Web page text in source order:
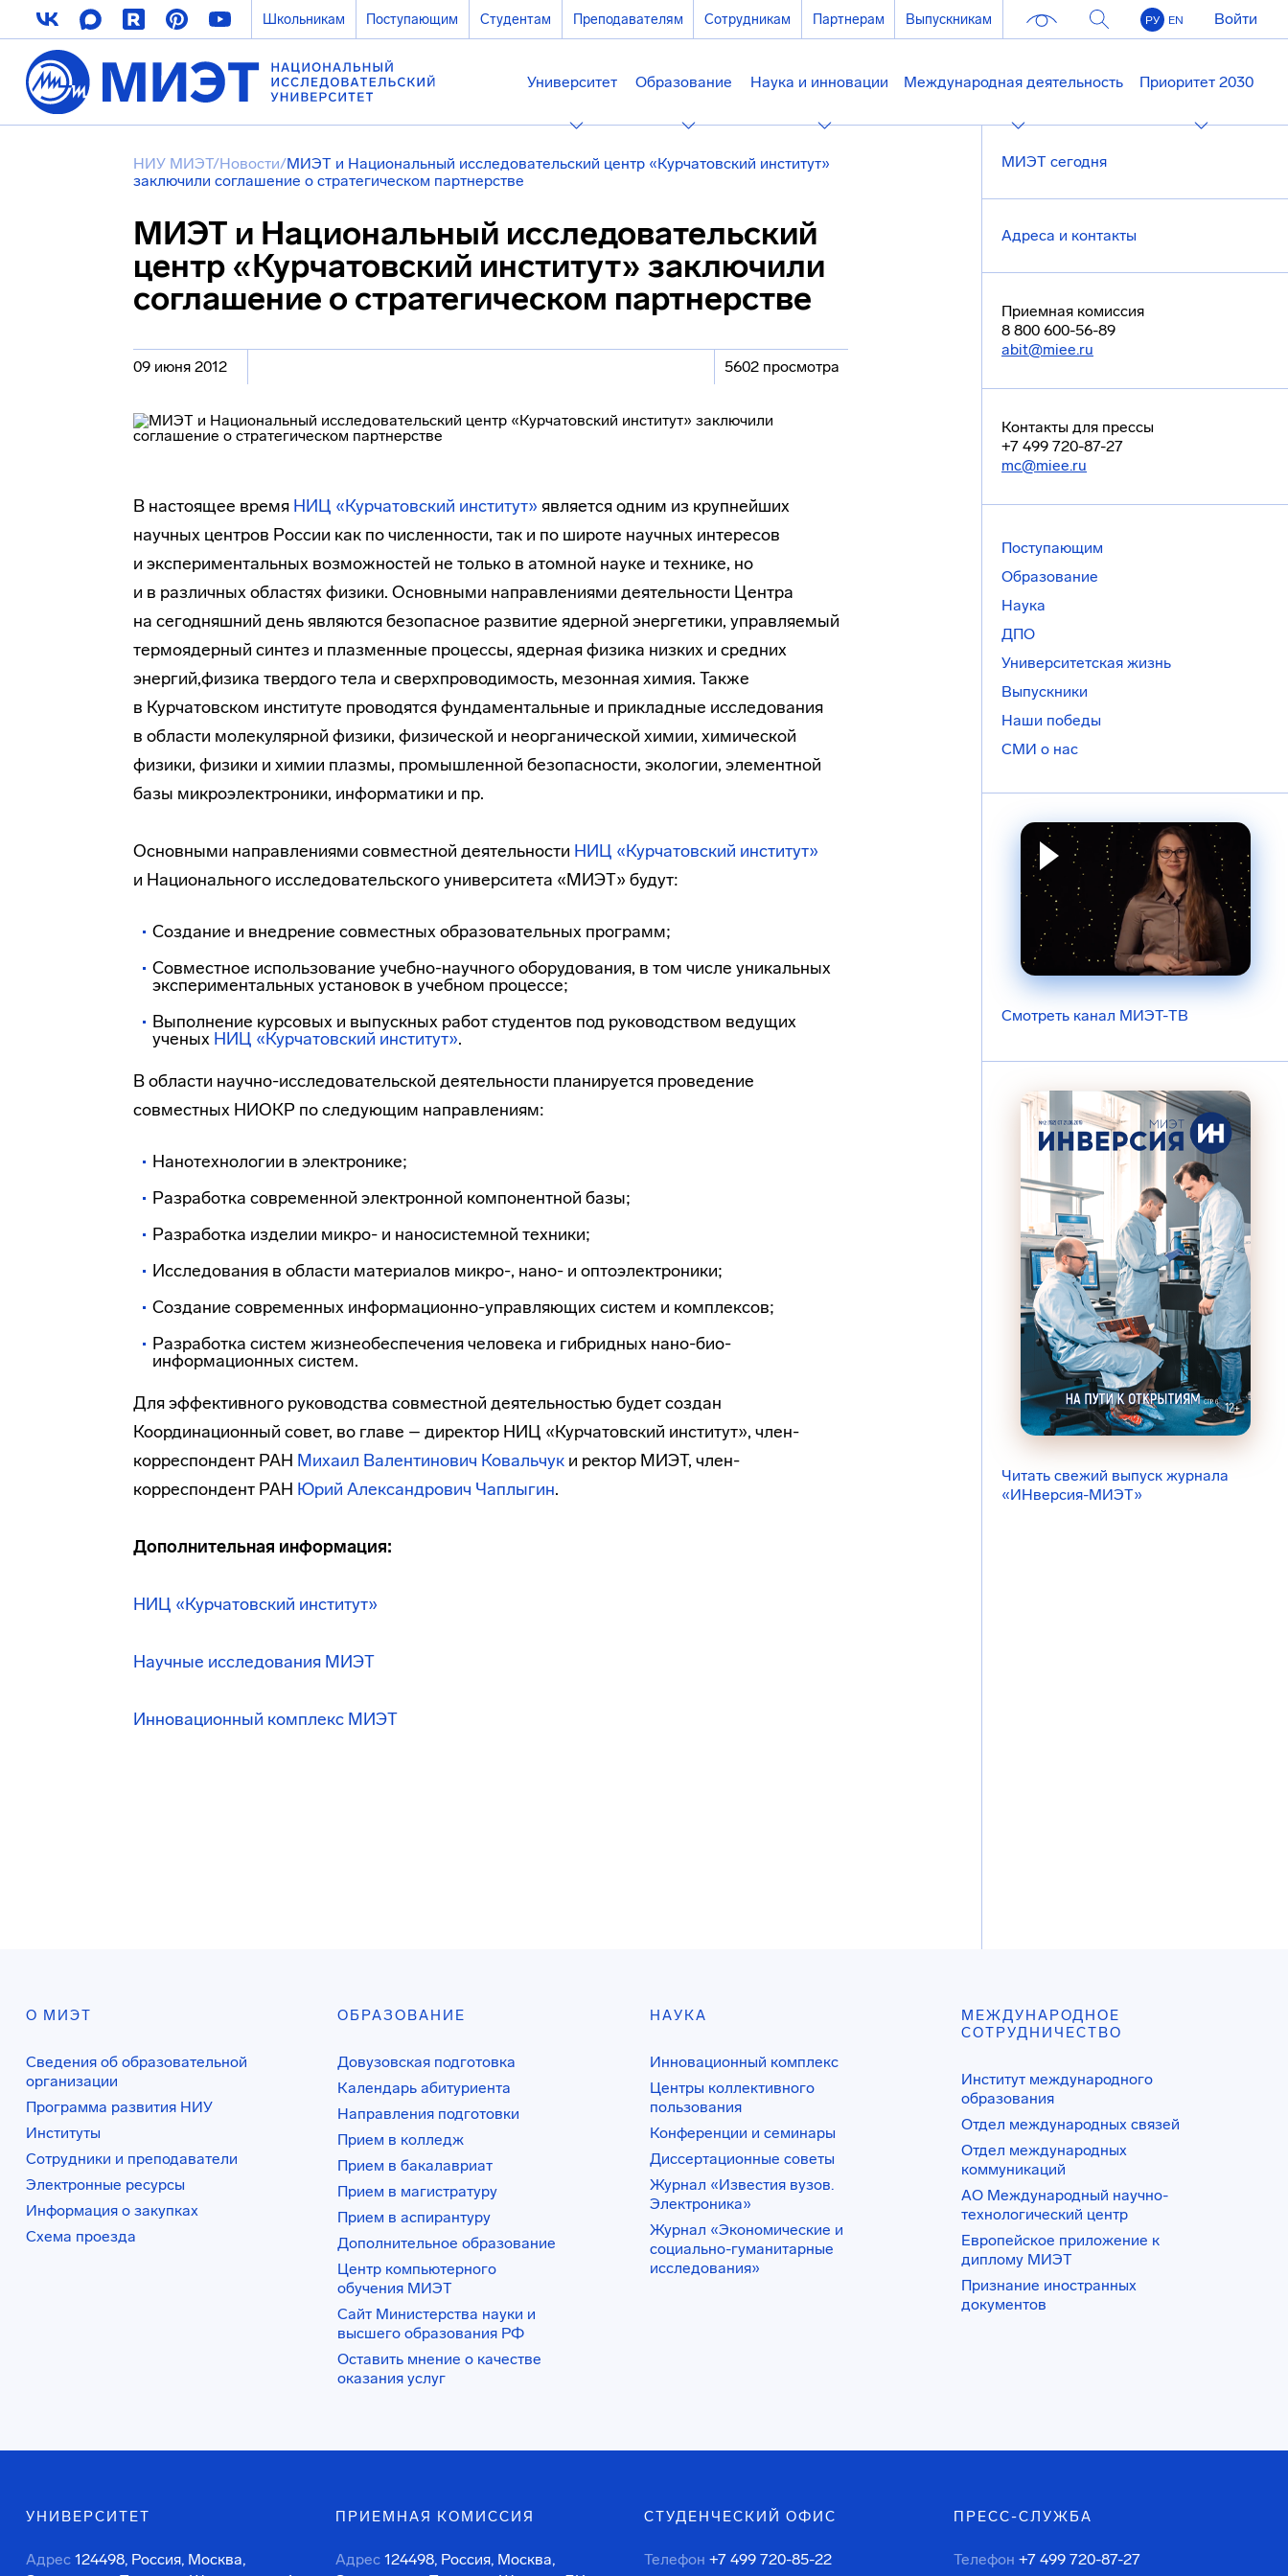
Школьникам Поступающим Студентам Преподавателям Сотрудникам Партнерам Выпускникам РУ EN Войти
Университет Образование Наука и инновации Международная деятельность Приоритет 2030
НИУ МИЭТ/Новости/МИЭТ и Национальный исследовательский центр «Курчатовский институт»
заключили соглашение о стратегическом партнерстве
МИЭТ и Национальный исследовательский
центр «Курчатовский институт» заключили
соглашение о стратегическом партнерстве
09 июня 2012 5602 просмотра
В настоящее время НИЦ «Курчатовский институт» является одним из крупнейших
научных центров России как по численности, так и по широте научных интересов
и экспериментальных возможностей не только в атомной науке и технике, но
и в различных областях физики. Основными направлениями деятельности Центра
на сегодняшний день являются безопасное развитие ядерной энергетики, управляемый
термоядерный синтез и плазменные процессы, ядерная физика низких и средних
энергий,физика твердого тела и сверхпроводимость, мезонная химия. Также
в Курчатовском институте проводятся фундаментальные и прикладные исследования
в области молекулярной физики, физической и неорганической химии, химической
физики, физики и химии плазмы, промышленной безопасности, экологии, элементной
базы микроэлектроники, информатики и пр.
Основными направлениями совместной деятельности НИЦ «Курчатовский институт»
и Национального исследовательского университета «МИЭТ» будут:
Создание и внедрение совместных образовательных программ;
Совместное использование учебно-научногооборудования, в том числе уникальных
экспериментальных установок в учебном процессе;
Выполнение курсовых и выпускных работ студентов под руководством ведущих
ученых НИЦ «Курчатовский институт».
В области научно-исследовательской деятельности планируется проведение
совместных НИОКР по следующим направлениям:
Нанотехнологии в электронике;
Разработка современной электронной компонентной базы;
Разработка изделии микро- и наносистемной техники;
Исследования в области материалов микро-, нано- и оптоэлектроники;
Создание современных информационно-управляющихсистем и комплексов;
Разработка систем жизнеобеспечения человека и гибридных нано-био-
информационных систем.
Для эффективного руководства совместной деятельностью будет создан
Координационный совет, во главе – директор НИЦ «Курчатовский институт», член-
корреспондент РАН Михаил Валентинович Ковальчук и ректор МИЭТ, член-
корреспондент РАН Юрий Александрович Чаплыгин.
Дополнительная информация:
НИЦ «Курчатовский институт»
Научные исследования МИЭТ
Инновационный комплекс МИЭТ
МИЭТ сегодня
Адреса и контакты
Приемная комиссия
8 800 600-56-89
abit@miee.ru
Контакты для прессы
+7 499 720-87-27
mc@miee.ru
Поступающим
Образование
Наука
ДПО
Университетская жизнь
Выпускники
Наши победы
СМИ о нас
Смотреть канал МИЭТ-ТВ
Читать свежий выпуск журнала
«ИНверсия-МИЭТ»
О МИЭТ
Сведения об образовательной
организации
Программа развития НИУ
Институты
Сотрудники и преподаватели
Электронные ресурсы
Информация о закупках
Схема проезда
ОБРАЗОВАНИЕ
Довузовская подготовка
Календарь абитуриента
Направления подготовки
Прием в колледж
Прием в бакалавриат
Прием в магистратуру
Прием в аспирантуру
Дополнительное образование
Центр компьютерного
обучения МИЭТ
Сайт Министерства науки и
высшего образования РФ
Оставить мнение о качестве
оказания услуг
НАУКА
Инновационный комплекс
Центры коллективного
пользования
Конференции и семинары
Диссертационные советы
Журнал «Известия вузов.
Электроника»
Журнал «Экономические и
социально-гуманитарные
исследования»
МЕЖДУНАРОДНОЕ
СОТРУДНИЧЕСТВО
Институт международного
образования
Отдел международных связей
Отдел международных
коммуникаций
АО Международный научно-
технологический центр
Европейское приложение к
диплому МИЭТ
Признание иностранных
документов
УНИВЕРСИТЕТ
Адрес 124498, Россия, Москва,
ПРИЕМНАЯ КОМИССИЯ
Адрес 124498, Россия, Москва,
СТУДЕНЧЕСКИЙ ОФИС
Телефон +7 499 720-85-22
ПРЕСС-СЛУЖБА
Телефон +7 499 720-87-27